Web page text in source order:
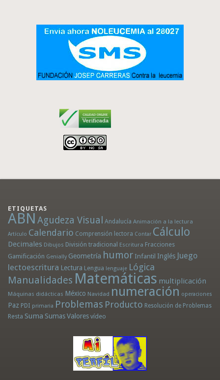
ETIQUETAS
ABN Agudeza Visual Andalucía Animación a la lectura
Artículo Calendario Comprensión lectora Contar Cálculo
Decimales Dibujos División tradicional Escritura Fracciones
Gamificación Genially Geometría humor Infantil Inglés Juego
lectoescritura Lectura Lengua lenguaje Lógica
Manualidades Matemáticas multiplicación
Máquinas didácticas México Navidad numeración operaciones
Paz PDI primaria Problemas Producto Resolución de Problemas
Resta Suma Sumas Valores vídeo